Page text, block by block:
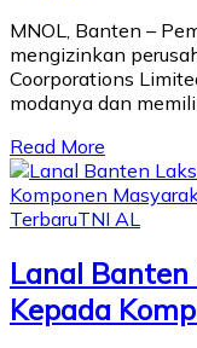
MNOL, Banten –
mengizinkan
Coorporations
modanya dan
Read More
TerbaruTNI AL
Lanal Banten
Kepada